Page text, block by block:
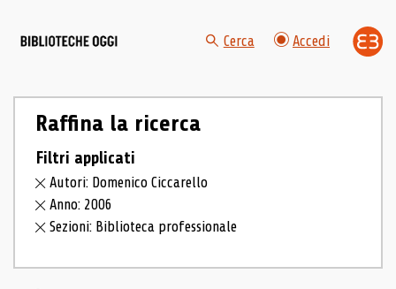
Cerca Accedi
Raffina la ricerca
Filtri applicati
Autori: Domenico Ciccarello
Anno: 2006
Sezioni: Biblioteca professionale